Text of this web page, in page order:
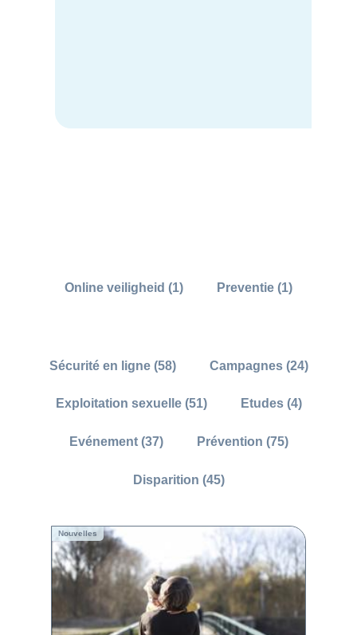
Online veiligheid (1) Preventie (1)
Sécurité en ligne (58) Campagnes (24)
Exploitation sexuelle (51) Etudes (4)
Evénement (37) Prévention (75)
Disparition (45)
Nouvelles